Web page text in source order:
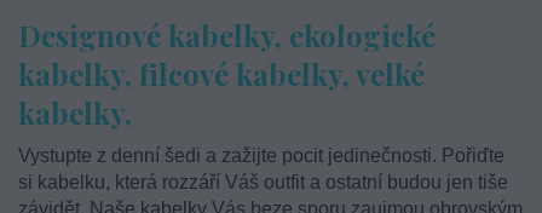
Designové kabelky, ekologické
kabelky, filcové kabelky, velké
kabelky,
Vystupte z denní šedi a zažijte pocit jedinečnosti. Pořiďte
si kabelku, která rozzáří Váš outfit a ostatní budou jen tiše